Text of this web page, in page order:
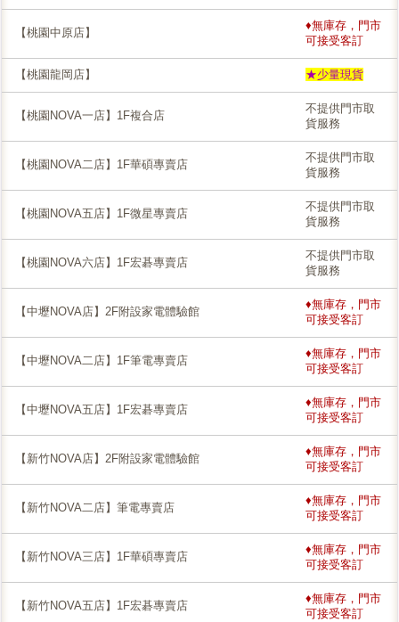
【桃園中原店】
♦無庫存，門市
可接受客訂
【桃園龍岡店】 ★少量現貨
【桃園NOVA一店】1F複合店
不提供門市取
貨服務
【桃園NOVA二店】1F華碩專賣店
不提供門市取
貨服務
【桃園NOVA五店】1F微星專賣店
不提供門市取
貨服務
【桃園NOVA六店】1F宏碁專賣店
不提供門市取
貨服務
【中壢NOVA店】2F附設家電體驗館
♦無庫存，門市
可接受客訂
【中壢NOVA二店】1F筆電專賣店
♦無庫存，門市
可接受客訂
【中壢NOVA五店】1F宏碁專賣店
♦無庫存，門市
可接受客訂
【新竹NOVA店】2F附設家電體驗館
♦無庫存，門市
可接受客訂
【新竹NOVA二店】筆電專賣店
♦無庫存，門市
可接受客訂
【新竹NOVA三店】1F華碩專賣店
♦無庫存，門市
可接受客訂
【新竹NOVA五店】1F宏碁專賣店
♦無庫存，門市
可接受客訂